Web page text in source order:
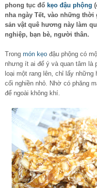
phong tục đổ kẹo đậu phộng
nha ngày Tết, vào những
sản vật quê hương này làm
nghiệp, bạn bè, người thân.
Trong món kẹo đậu phộng có
nhưng ít ai để ý và quan tâm là
loại một rang lên, chỉ lấy
cối nghiền nhỏ. Nhờ có phăng
để ngoài không khí.